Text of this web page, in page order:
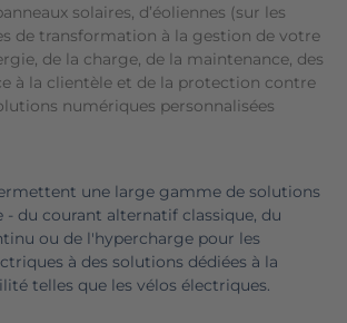
solaires, d’éoliennes (sur les
de transformation à la gestion de votre
de la charge, de la maintenance, des
à la clientèle et de la protection contre
numériques personnalisées
une large gamme de solutions
- du courant alternatif classique, du
ou de l'hypercharge pour les
à des solutions dédiées à la
telles que les vélos électriques.